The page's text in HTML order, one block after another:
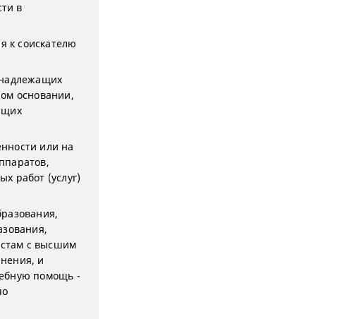
в
к соискателю
основании,
или на
работ (услуг)
с высшим
и
помощь -